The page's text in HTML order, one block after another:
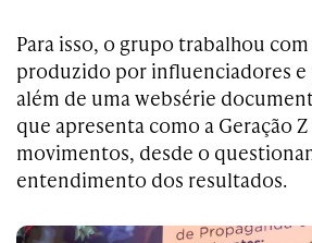
Para isso, o grupo trabalhou
produzido por influenciadores e
além de uma websérie
que apresenta como a Geração
movimentos, desde o
entendimento dos resultados.